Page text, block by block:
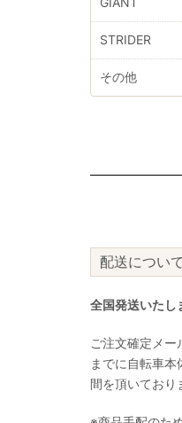
STRIDER
その他
配送について
全国発送いたし
ご注文確定メー
までに自転車
間を頂いており